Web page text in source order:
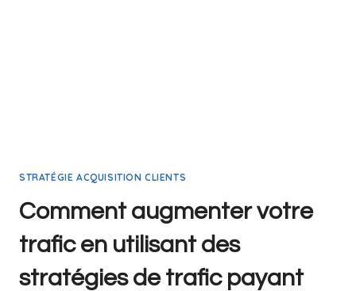
STRATÉGIE ACQUISITION CLIENTS
Comment augmenter votre
trafic en utilisant des
stratégies de trafic payant